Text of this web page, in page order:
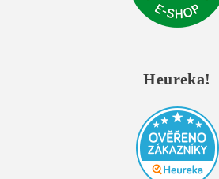
Heureka!